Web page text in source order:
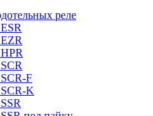
реле
F
K